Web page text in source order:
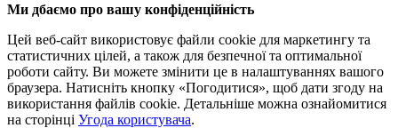
Ми дбаємо про вашу конфіденційність
Цей веб-сайт використовує файли cookie для маркетингу та
статистичних цілей, а також для безпечної та оптимальної
роботи сайту. Ви можете змінити це в налаштуваннях вашого
браузера. Натисніть кнопку «Погодитися», щоб дати згоду на
використання файлів cookie. Детальніше можна ознайомитися
на сторінці Угода користувача.